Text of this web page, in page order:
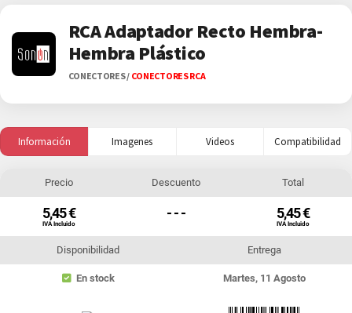
RCA Adaptador Recto Hembra-
Hembra Plástico
CONECTORES/ CONECTORES RCA
Información Imagenes Videos Compatibilidad
Precio
5,45 €
IVA Incluido
Descuento
- - -
Total
5,45 €
IVA Incluido
Disponibilidad
En stock
Entrega
Martes, 11 Agosto